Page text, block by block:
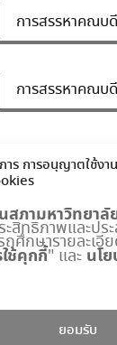
าร การอนุญาตใช้งาน
สภามหาวิทยาลั
สิทธิภาพและปร
ถศึกษารายละเอี
ช้คุกกี้" และ นโ
ยอมรับ
Previous
post:
การสรรหาคณ
post:
การสรรหาคณ
ภามหาวิทยาลัย
าวิทยาลัยนเรศวร